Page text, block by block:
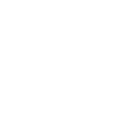
SENSUS
SHOT